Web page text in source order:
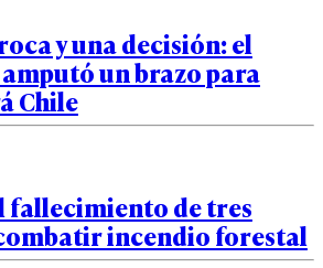
y una decisión: el
un brazo para
Chile
fallecimiento de tres
incendio forestal